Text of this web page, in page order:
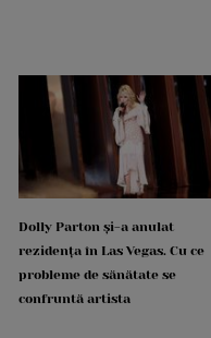
Dolly Parton și-a anulat
rezidența în Las Vegas. Cu ce
probleme de sănătate se
confruntă artista